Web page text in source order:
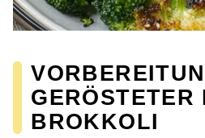
GERÖSTETER
BROKKOLI